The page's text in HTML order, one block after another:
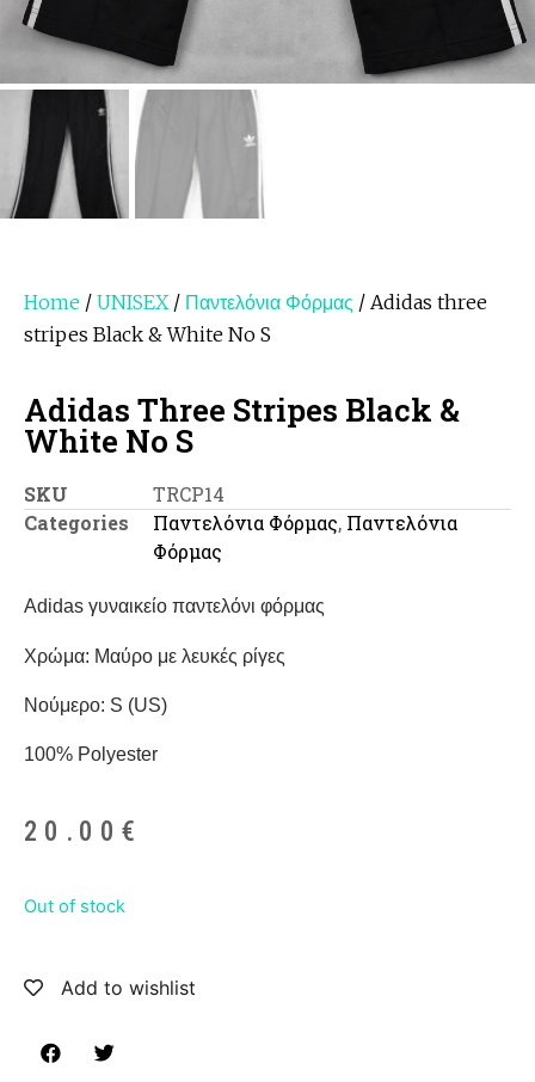
Home / UNISEX/ Παντελόνια Φόρμας / Adidas three
stripes Black & White No S
Adidas Three Stripes Black &
White No S
SKU
TRCP14
Categories
Παντελόνια Φόρμας, Παντελόνια
Φόρμας
Adidas γυναικείο παντελόνι φόρμας
Χρώμα: Μαύρο με λευκές ρίγες
Νούμερο: S (US)
100% Polyester
20.00 €
Out of stock
Add to wishlist